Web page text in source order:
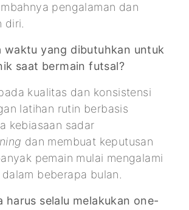
pengalaman dan
diri.
waktu yang dibutuhkan untuk
saat bermain futsal?
kualitas dan konsistensi
latihan rutin berbasis
kebiasaan sadar
dan membuat keputusan
pemain mulai mengalami
beberapa bulan.
harus selalu melakukan one-